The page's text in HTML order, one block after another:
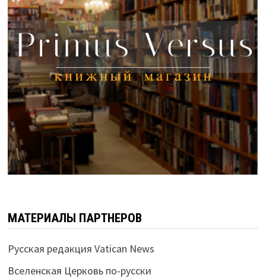
МАТЕРИАЛЫ ПАРТНЕРОВ
Русская редакция Vatican News
Вселенская Церковь по-русски